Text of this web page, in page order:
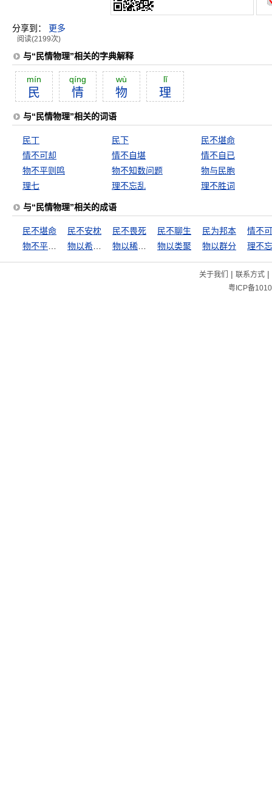
分享到： 更多
阅读(2199次)
与“民情物理”相关的字典解释
mín
民
qíng
情
wù
物
lĭ
理
与“民情物理”相关的词语
民丁 民下
民不堪命
情不可却
情不自堪
情不自已
物不平则鸣
物不知数问题
物与民胞
理七
理不忘乱 理不胜词
与“民情物理”相关的成语
民不堪命 民不安枕 民不畏死 民不聊生 民为邦本
情不
物以类聚 物以群分 理不
关于我们 | 联系方式|
粤ICP备